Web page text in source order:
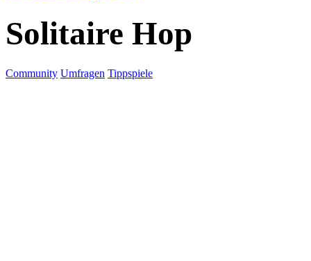
Solitaire Hop
Community Umfragen Tippspiele